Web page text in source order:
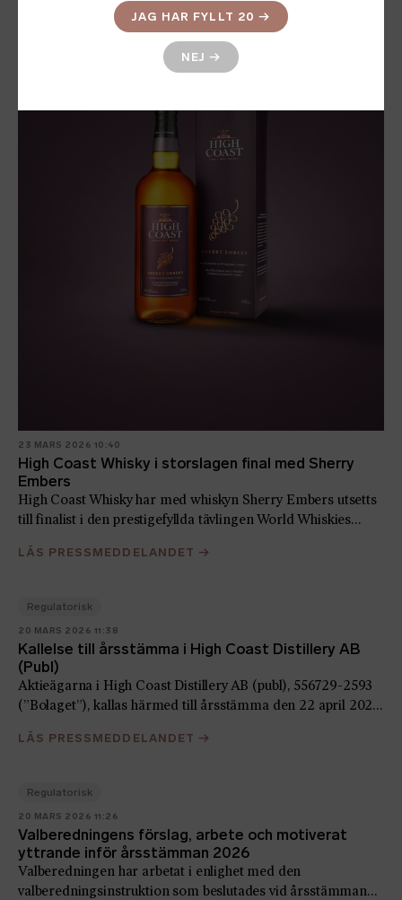
23 MARS 2026 10:40
High Coast Whisky i storslagen final med Sherry
Embers
High Coast Whisky har med whiskyn Sherry Embers utsetts
till finalist i den prestigefyllda tävlingen World Whiskies
destilleriet från Höga Kusten bland världens främsta
LÄS PRESSMEDDELANDET →
Regulatorisk
20 MARS 2026 11:38
Kallelse till årsstämma i High Coast Distillery AB
(Publ)
Aktieägarna i High Coast Distillery AB (publ), 556729-2593
(”Bolaget”), kallas härmed till årsstämma den 22 april 2026,
(”Stämman”)
LÄS PRESSMEDDELANDET →
Regulatorisk
20 MARS 2026 11:26
Valberedningens förslag, arbete och motiverat
yttrande inför årsstämman 2026
Valberedningen har arbetat i enlighet med den
valberedningsinstruktion som beslutades vid årsstämman
JAG HAR FYLLT 20 →
NEJ →